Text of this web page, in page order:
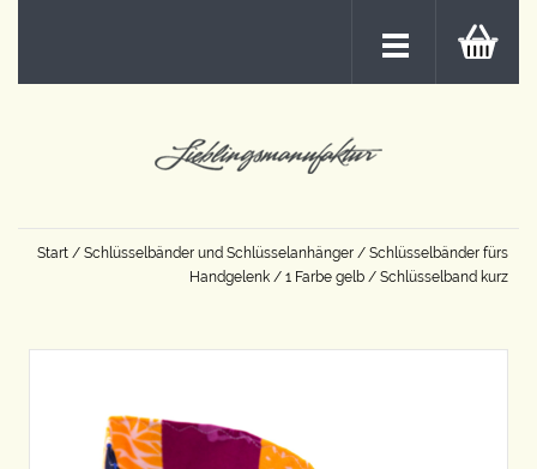
Start / Schlüsselbänder und Schlüsselanhänger / Schlüsselbänder fürs
Handgelenk / 1 Farbe gelb / Schlüsselband kurz